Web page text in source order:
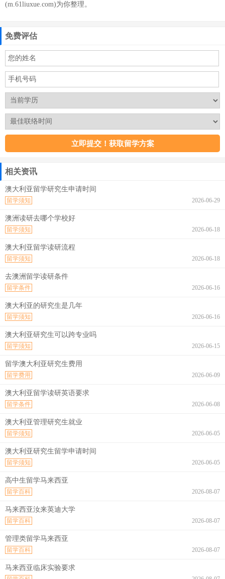
(m.61liuxue.com)为你整理。
免费评估
相关资讯
澳大利亚留学研究生申请时间
2026-06-29
留学须知
澳洲读研去哪个学校好
2026-06-18
留学须知
澳大利亚留学读研流程
2026-06-18
留学须知
去澳洲留学读研条件
2026-06-16
留学条件
澳大利亚的研究生是几年
2026-06-16
留学须知
澳大利亚研究生可以跨专业吗
2026-06-15
留学须知
留学澳大利亚研究生费用
2026-06-09
留学费用
澳大利亚留学读研英语要求
2026-06-08
留学条件
澳大利亚管理研究生就业
2026-06-05
留学须知
澳大利亚研究生留学申请时间
2026-06-05
留学须知
高中生留学马来西亚
2026-08-07
留学百科
马来西亚汝来英迪大学
2026-08-07
留学百科
管理类留学马来西亚
2026-08-07
留学百科
马来西亚临床实验要求